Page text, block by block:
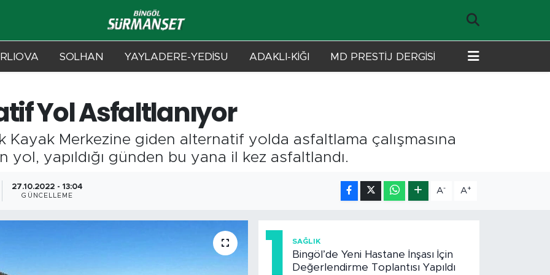
SOLHAN YAYLADERE-YEDİSU ADAKLI-KİĞI MD PRESTİJ DERGİSİ
Yol Asfaltlanıyor
Kayak Merkezine giden alternatif yolda asfaltlama çalışmasına
yol, yapıldığı günden bu yana il kez asfaltlandı.
27.10.2022 - 13:04
GÜNCELLEME
A- A+
1 SAĞLIK
Bingöl’de Yeni Hastane İnşası İçin
Değerlendirme Toplantısı Yapıldı